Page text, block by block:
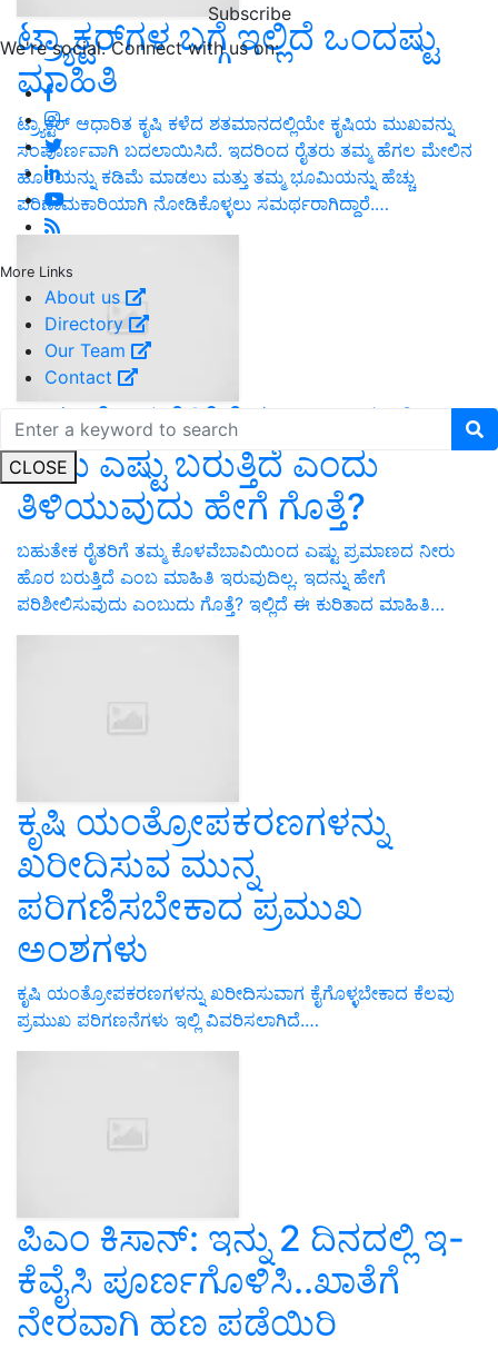
Subscribe
We're social. Connect with us on:
More Links
About us
Directory
Our Team
Contact
CLOSE
ಟ್ರ್ಯಾಕ್ಟರ್‌ಗಳ ಬಗ್ಗೆ ಇಲ್ಲಿದೆ ಒಂದಷ್ಟು
ಮಾಹಿತಿ
ಟ್ರ್ಯಾಕ್ಟರ್ ಆಧಾರಿತ ಕೃಷಿ ಕಳೆದ ಶತಮಾನದಲ್ಲಿಯೇ ಕೃಷಿಯ ಮುಖವನ್ನು
ಸಂಪೂರ್ಣವಾಗಿ ಬದಲಾಯಿಸಿದೆ. ಇದರಿಂದ ರೈತರು ತಮ್ಮ ಹೆಗಲ ಮೇಲಿನ
ಹೊರೆಯನ್ನು ಕಡಿಮೆ ಮಾಡಲು ಮತ್ತು ತಮ್ಮ ಭೂಮಿಯನ್ನು ಹೆಚ್ಚು
ಪರಿಣಾಮಕಾರಿಯಾಗಿ ನೋಡಿಕೊಳ್ಳಲು ಸಮರ್ಥರಾಗಿದ್ದಾರೆ.…
ನಿಮ್ಮ ಕೊಳವೆ/ತೆರೆದ ಬಾವಿಯಲ್ಲಿ
ನೀರು ಎಷ್ಟು ಬರುತ್ತಿದೆ ಎಂದು
ತಿಳಿಯುವುದು ಹೇಗೆ ಗೊತ್ತೆ?
ಬಹುತೇಕ ರೈತರಿಗೆ ತಮ್ಮ ಕೊಳವೆಬಾವಿಯಿಂದ ಎಷ್ಟು ಪ್ರಮಾಣದ ನೀರು
ಹೊರ ಬರುತ್ತಿದೆ ಎಂಬ ಮಾಹಿತಿ ಇರುವುದಿಲ್ಲ. ಇದನ್ನು ಹೇಗೆ
ಪರಿಶೀಲಿಸುವುದು ಎಂಬುದು ಗೊತ್ತೆ? ಇಲ್ಲಿದೆ ಈ ಕುರಿತಾದ ಮಾಹಿತಿ…
ಕೃಷಿ ಯಂತ್ರೋಪಕರಣಗಳನ್ನು
ಖರೀದಿಸುವ ಮುನ್ನ
ಪರಿಗಣಿಸಬೇಕಾದ ಪ್ರಮುಖ
ಅಂಶಗಳು
ಕೃಷಿ ಯಂತ್ರೋಪಕರಣಗಳನ್ನು ಖರೀದಿಸುವಾಗ ಕೈಗೊಳ್ಳಬೇಕಾದ ಕೆಲವು
ಪ್ರಮುಖ ಪರಿಗಣನೆಗಳು ಇಲ್ಲಿ ವಿವರಿಸಲಾಗಿದೆ.…
ಪಿಎಂ ಕಿಸಾನ್‌: ಇನ್ನು 2 ದಿನದಲ್ಲಿ ಇ-
ಕೆವೈಸಿ ಪೂರ್ಣಗೊಳಿಸಿ..ಖಾತೆಗೆ
ನೇರವಾಗಿ ಹಣ ಪಡೆಯಿರಿ